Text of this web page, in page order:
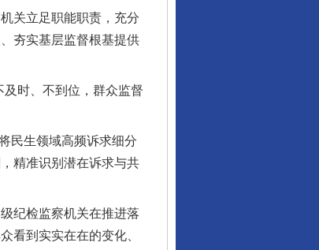
关立足职能职责，充分
夯实基层监督根基提供
时、不到位，群众监督
民生领域高频诉求细分
精准识别潜在诉求与共
纪检监察机关在推进落
看到实实在在的变化、